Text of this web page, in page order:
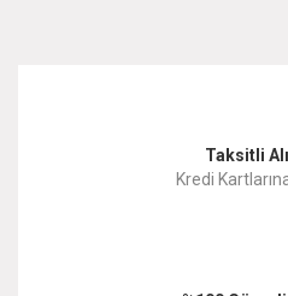
Ürün resmi kalitesiz, bozuk
Taksitli
Kredi